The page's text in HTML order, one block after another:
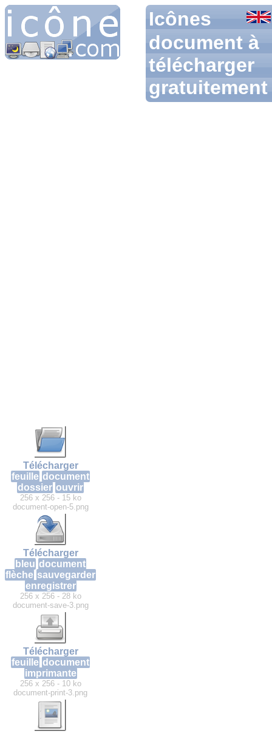
Icônes
document à
télécharger
gratuitement
Télécharger
feuille document
dossier ouvrir
256 x 256 - 15 ko
document-open-5.png
Télécharger
bleu document
flèche sauvegarder
enregistrer
256 x 256 - 28 ko
document-save-3.png
Télécharger
feuille document
imprimante
256 x 256 - 10 ko
document-print-3.png